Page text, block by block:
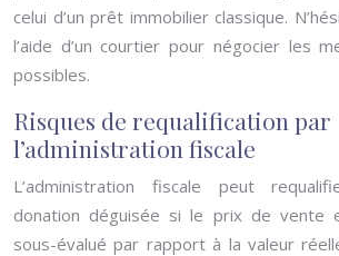
celui d’un prêt immobilier classique.
l’aide d’un courtier pour négocier les
possibles.
Risques de requalification par
l’administration fiscale
L’administration fiscale peut
donation déguisée si le prix de vente
sous-évalué par rapport à la valeur